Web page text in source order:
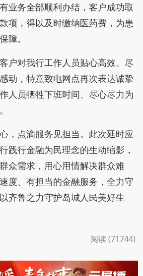
业务全部顺利办结，客户成功取
项，得以及时缴纳医药费，为患
障。
户对我行工作人员贴心高效、尽
动，特意致电网点再次表达诚挚
人员牺牲下班时间、尽心尽力为
，点滴服务见担当。此次延时应
践行金融为民理念的生动缩影，
众需求，用心用情解决群众难
度、有担当的金融服务，全力守
齐鲁之力守护岛城人民美好生
阅读 (71744)